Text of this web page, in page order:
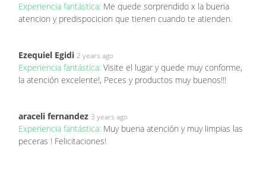
Experiencia fantástica: Me quede sorprendido x la buena
atencion y predispocicion que tienen cuando te atienden.
Ezequiel Egidi 2 years ago
Experiencia fantástica: Visite el lugar y quede muy conforme,
la atención excelente!, Peces y productos muy buenos!!!
araceli fernandez 3 years ago
Experiencia fantástica: Muy buena atención y muy limpias las
peceras ! Felicitaciones!